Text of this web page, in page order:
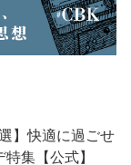
】快適に過ごせ
集【公式】